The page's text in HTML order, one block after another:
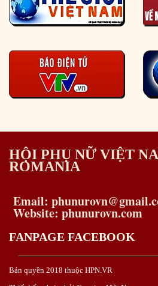
HỘI PHỤ NỮ VIỆT
ROMANIA
Email:
Website: phunurovn.com
FANPAGE FACEBOOK
Bản quyền 2018 thuộc HPN.VR